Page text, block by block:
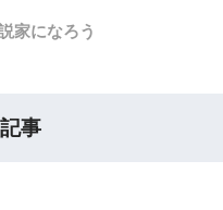
家になろう
事